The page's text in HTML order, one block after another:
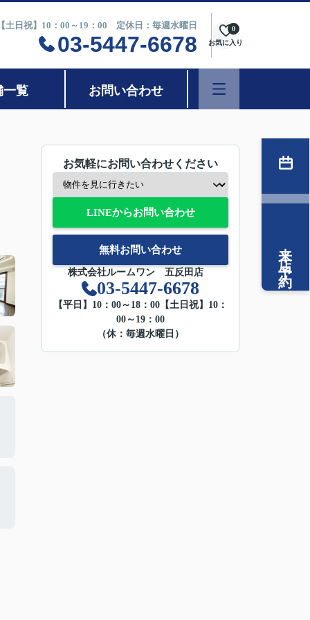
土日祝】10：00～19：00 定休日：毎週水曜日
03-5447-6678 お気に入り
0
一覧 お問い合わせ
お気軽にお問い合わせください
LINEからお問い合わせ
無料お問い合わせ
株式会社ルームワン 五反田店
03-5447-6678
【平日】10：00～18：00【土日祝】10：
00～19：00
（休：毎週水曜日）
来店予約